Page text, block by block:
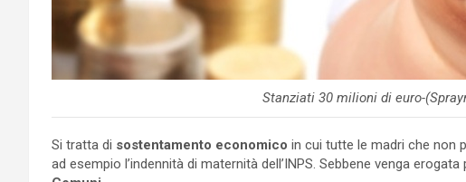
Stanziati 30 milioni di euro-
Si tratta di sostentamento economico in cui tutte le madri che non
ad esempio l’indennità di maternità dell’INPS. Sebbene venga erogata